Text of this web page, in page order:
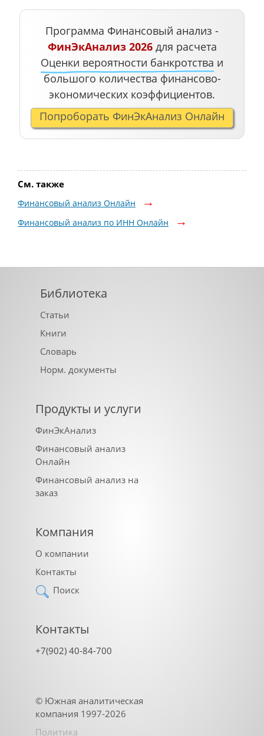
Программа Финансовый анализ -
ФинЭкАнализ 2026для расчета
Оценки вероятности банкротства и
большого количества финансово-
экономических коэффициентов.
Попроборать ФинЭкАнализ Онлайн
См. также
Финансовый анализ Онлайн
Финансовый анализ по ИНН Онлайн
Библиотека
Статьи
Книги
Словарь
Норм. документы
Продукты и услуги
ФинЭкАнализ
Финансовый анализ
Онлайн
Финансовый анализ на
заказ
Компания
О компании
Контакты
Поиск
Контакты
+7(902) 40-84-700
© Южная аналитическая
компания 1997-2026
Политика